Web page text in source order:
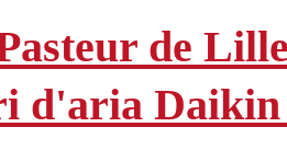
de
d'aria